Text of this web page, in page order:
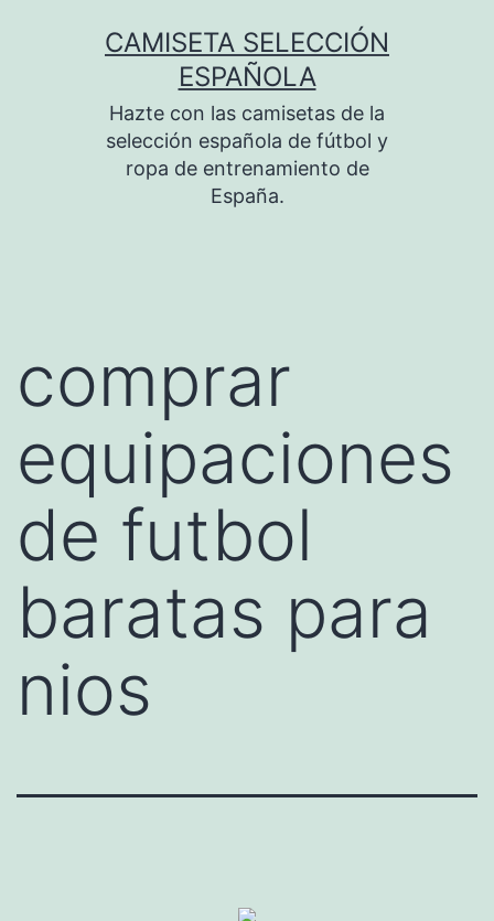
CAMISETA SELECCIÓN
ESPAÑOLA
Hazte con las camisetas de la
selección española de fútbol y
ropa de entrenamiento de
España.
comprar
equipaciones
de futbol
baratas para
nios